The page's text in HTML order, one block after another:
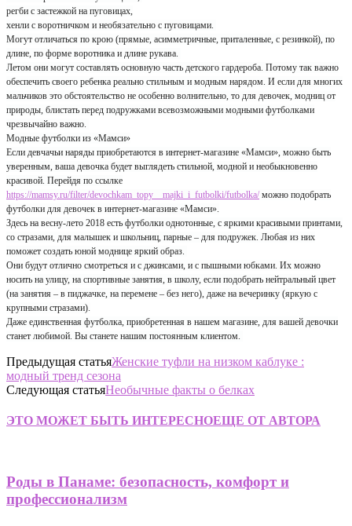
регби с застежкой на пуговицах,
хенли с воротничком и необязательно с пуговицами.
Могут отличаться по крою (прямые, асимметричные, приталенные, с резинкой), по
длине, по форме воротника и длине рукава.
Летом они могут составлять основную часть детского гардероба. Потому так важно
обеспечить своего ребенка реально стильным и модным нарядом. И если для многих
мальчиков это обстоятельство не особенно волнительно, то для девочек, модниц от
природы, блистать перед подружками всевозможными модными футболками
чрезвычайно важно.
Модные футболки из «Мамси»
Если девчачьи наряды приобретаются в интернет-магазине «Мамси», можно быть
уверенным, ваша девочка будет выглядеть стильной, модной и необыкновенно
красивой. Перейдя по ссылке
https://mamsy.ru/filter/devochkam_topy__majki_i_futbolki/futbolka/можно подобрать
футболки для девочек в интернет-магазине «Мамси».
Здесь на весну-лето 2018 есть футболки однотонные, с яркими красивыми принтами,
со стразами, для малышек и школьниц, парные – для подружек. Любая из них
поможет создать юной моднице яркий образ.
Они будут отлично смотреться и с джинсами, и с пышными юбками. Их можно
носить на улицу, на спортивные занятия, в школу, если подобрать нейтральный цвет
(на занятия – в пиджачке, на перемене – без него), даже на вечеринку (яркую с
крупными стразами).
Даже единственная футболка, приобретенная в нашем магазине, для вашей девочки
станет любимой. Вы станете нашим постоянным клиентом.
Предыдущая статьяЖенские туфли на низком каблуке :
модный тренд сезона
Следующая статьяНеобычные факты о белках
ЭТО МОЖЕТ БЫТЬ ИНТЕРЕСНОЕЩЕ ОТ АВТОРА
Роды в Панаме: безопасность, комфорт и
профессионализм